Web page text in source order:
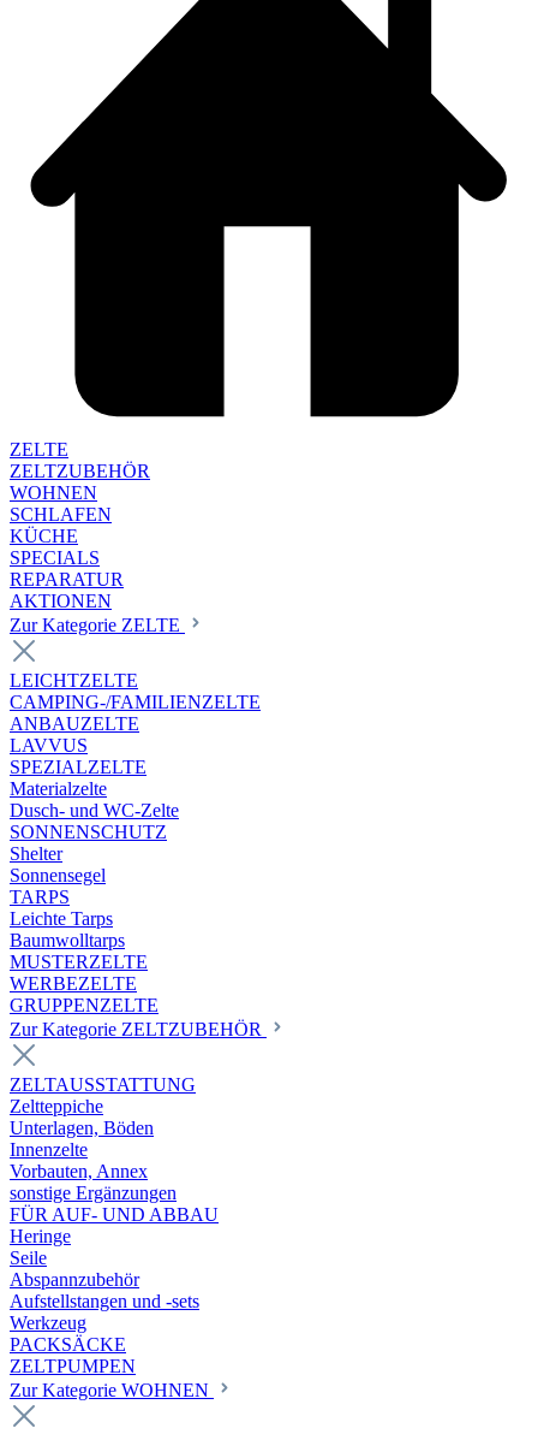
ZELTE
ZELTZUBEHÖR
WOHNEN
SCHLAFEN
KÜCHE
SPECIALS
REPARATUR
AKTIONEN
Zur Kategorie ZELTE
LEICHTZELTE
CAMPING-/FAMILIENZELTE
ANBAUZELTE
LAVVUS
SPEZIALZELTE
Materialzelte
Dusch- und WC-Zelte
SONNENSCHUTZ
Shelter
Sonnensegel
TARPS
Leichte Tarps
Baumwolltarps
MUSTERZELTE
WERBEZELTE
GRUPPENZELTE
Zur Kategorie ZELTZUBEHÖR
ZELTAUSSTATTUNG
Zeltteppiche
Unterlagen, Böden
Innenzelte
Vorbauten, Annex
sonstige Ergänzungen
FÜR AUF- UND ABBAU
Heringe
Seile
Abspannzubehör
Aufstellstangen und -sets
Werkzeug
PACKSÄCKE
ZELTPUMPEN
Zur Kategorie WOHNEN